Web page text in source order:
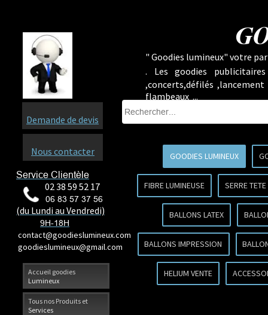
Accueil goodies
Lumineux
Tous nos Produits et
Services
Service Clientèle
02 38 59 52 17
06 83 57 37 56
(du Lundi au Vendredi)
9H-18H
contact@goodieslumineux.com
goodieslumineux@gmail.com
Demande de devis
Nous contacter
" Goodies lumineux" votre
. Les goodies
,concerts,défilés
flambeaux ...
GOODIES LUMINEUX
FIBRE LUMINEUSE SERRE TETE
BALLONS LATEX
BALLONS IMPRESSION
HELIUM VENTE